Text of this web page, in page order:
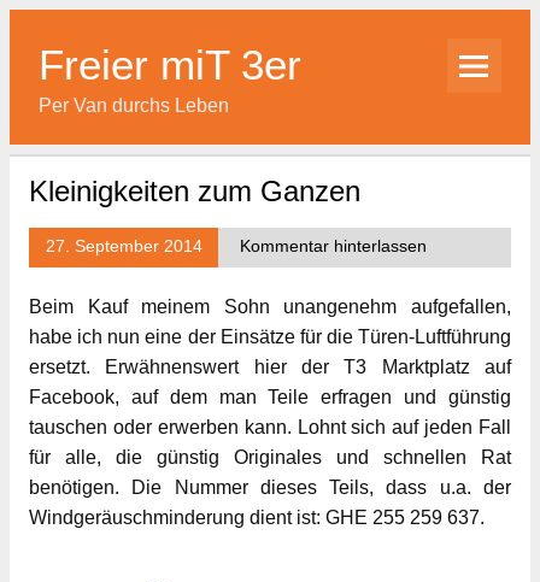
Skip
contentFreier miT 3er
Per Van durchs Leben
Kleinigkeiten zum Ganzen
27. September 2014 Kommentar hinterlassen
Beim Kauf meinem Sohn unangenehm aufgefallen,
habe ich nun eine der Einsätze für die Türen-Luftführung
ersetzt. Erwähnenswert hier der T3 Marktplatz auf
Facebook, auf dem man Teile erfragen und günstig
tauschen oder erwerben kann. Lohnt sich auf jeden Fall
für alle, die günstig Originales und schnellen Rat
benötigen. Die Nummer dieses Teils, dass u.a. der
Windgeräuschminderung dient ist: GHE 255 259 637.